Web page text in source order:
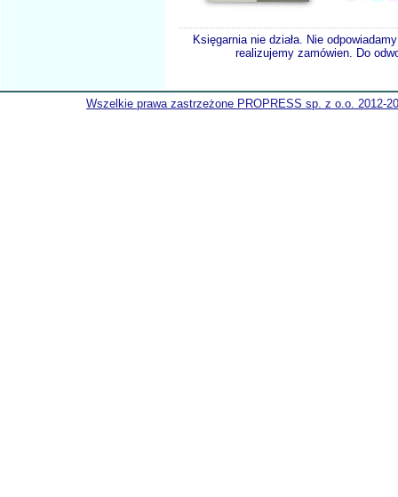
Księgarnia nie działa. Nie
realizujemy zamówien. Do
Wszelkie prawa zastrzeżone PROPRESS sp. z o.o. 2012-